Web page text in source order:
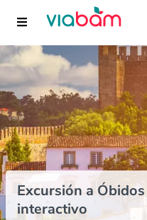
Excursión a
interactivo